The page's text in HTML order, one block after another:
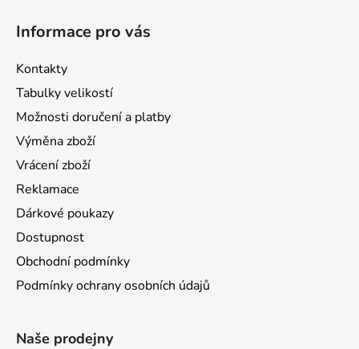
Informace pro vás
Kontakty
Tabulky velikostí
Možnosti doručení a platby
Výměna zboží
Vrácení zboží
Reklamace
Dárkové poukazy
Dostupnost
Obchodní podmínky
Podmínky ochrany osobních údajů
Naše prodejny